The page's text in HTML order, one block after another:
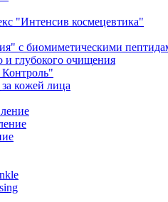
"Интенсив космецевтика"
с биомиметическими
и глубокого очищения
кожей лица